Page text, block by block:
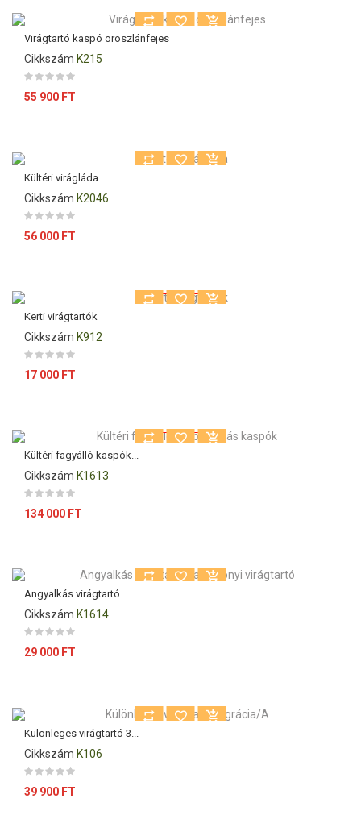
Virágtartó kaspó oroszlánfejes
Cikkszám K215
Ár
55 900 FT
Kültéri virágláda
Cikkszám K2046
Ár
56 000 FT
Kerti virágtartók
Cikkszám K912
Ár
17 000 FT
Kültéri fagyálló kaspók...
Cikkszám K1613
Ár
134 000 FT
Angyalkás virágtartó...
Cikkszám K1614
Ár
29 000 FT
Különleges virágtartó 3...
Cikkszám K106
Ár
39 900 FT